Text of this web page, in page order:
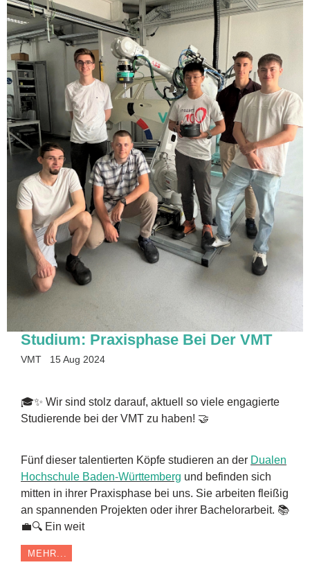
Studium: Praxisphase Bei Der VMT
VMT 15 Aug 2024
🎓✨ Wir sind stolz darauf, aktuell so viele engagierte
Studierende bei der VMT zu haben! 🤝
Fünf dieser talentierten Köpfe studieren an der Dualen
Hochschule Baden-Württemberg und befinden sich
mitten in ihrer Praxisphase bei uns. Sie arbeiten fleißig
an spannenden Projekten oder ihrer Bachelorarbeit. 📚
💼🔍 Ein weit
MEHR...